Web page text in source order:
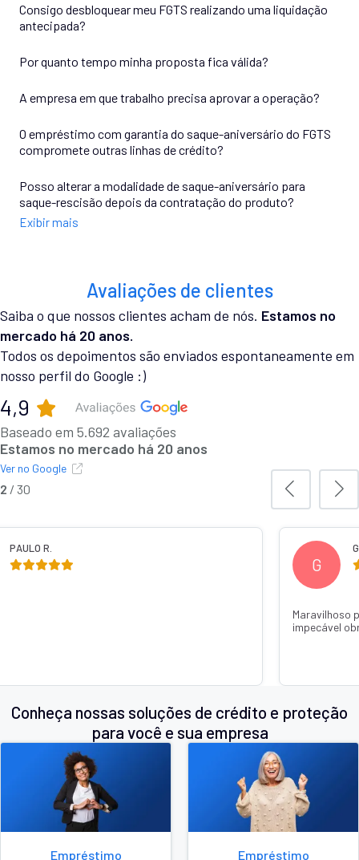
Consigo desbloquear meu FGTS realizando uma liquidação
antecipada?
Por quanto tempo minha proposta fica válida?
A empresa em que trabalho precisa aprovar a operação?
O empréstimo com garantia do saque-aniversário do FGTS
compromete outras linhas de crédito?
Posso alterar a modalidade de saque-aniversário para
saque-rescisão depois da contratação do produto?
Exibir mais
Avaliações de clientes
Saiba o que nossos clientes acham de nós. Estamos no
mercado há 20 anos.
Todos os depoimentos são enviados espontaneamente em
nosso perfil do Google :)
4,9
Baseado em 5.692 avaliações
Estamos no mercado há 20 anos
Ver no Google
GABRIELA C.
o dinheiro
3 / 30
Conheça nossas soluções de crédito e proteção
para você e sua empresa
Empréstimo Empréstimo